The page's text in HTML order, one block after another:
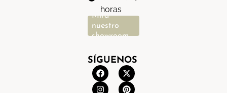
horas
Mira
nuestro
showroom
SÍGUENOS